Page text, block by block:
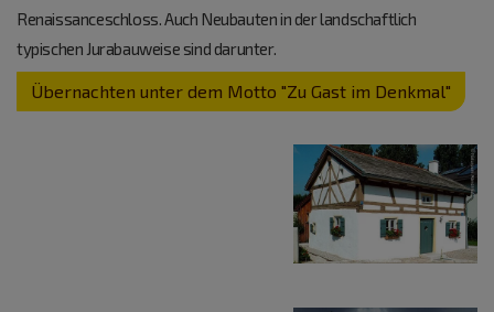
Renaissanceschloss. Auch Neubauten in der landschaftlich
typischen Jurabauweise sind darunter.
Übernachten unter dem Motto "Zu Gast im Denkmal"